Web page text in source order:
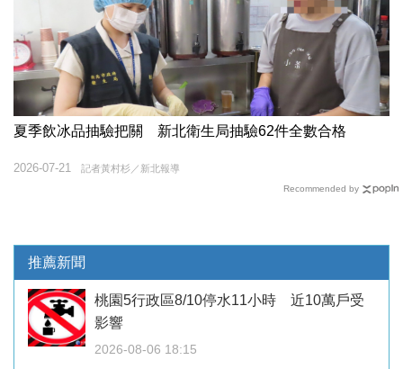
夏季飲冰品抽驗把關 新北衛生局抽驗62件全數合格
記者黃村杉／新北報導
2026-07-21
Recommended by
推薦新聞
桃園5行政區8/10停水11小時 近10萬戶受
影響
2026-08-06 18:15